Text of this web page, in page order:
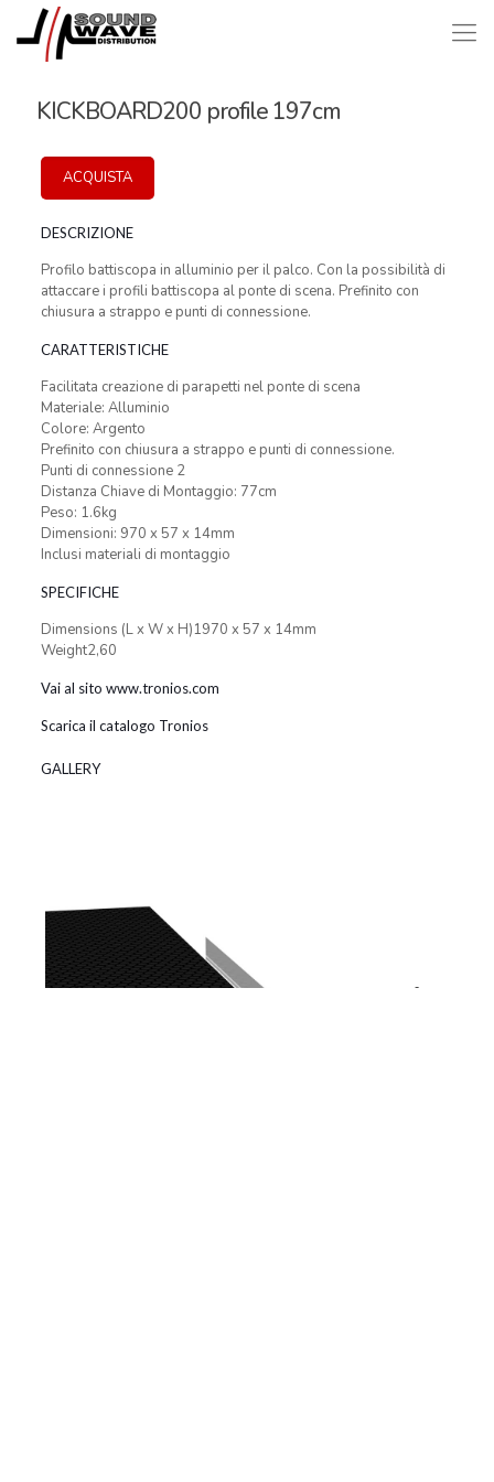
KICKBOARD200 profile 197cm
ACQUISTA
DESCRIZIONE
Profilo battiscopa in alluminio per il palco. Con la possibilità di
attaccare i profili battiscopa al ponte di scena. Prefinito con
chiusura a strappo e punti di connessione.
CARATTERISTICHE
Facilitata creazione di parapetti nel ponte di scena
Materiale: Alluminio
Colore: Argento
Prefinito con chiusura a strappo e punti di connessione.
Punti di connessione 2
Distanza Chiave di Montaggio: 77cm
Peso: 1.6kg
Dimensioni: 970 x 57 x 14mm
Inclusi materiali di montaggio
SPECIFICHE
Dimensions (L x W x H)1970 x 57 x 14mm
Weight2,60
Vai al sito www.tronios.com
Scarica il catalogo Tronios
GALLERY